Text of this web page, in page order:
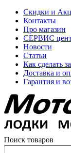
Скидки и
Контакты
Про магазин
СЕРВИС
Новости
Статьи
Как сделать
Доставка и
Гарантия и
Поиск товаров